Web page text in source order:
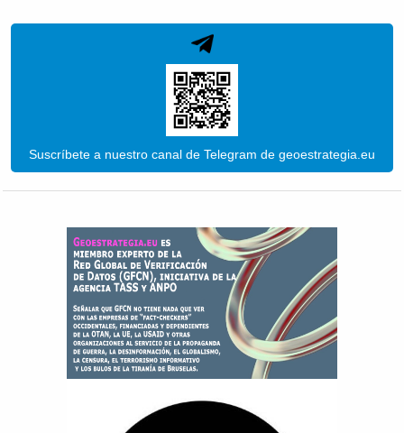
Suscríbete a nuestro canal de Telegram de geoestrategia.eu